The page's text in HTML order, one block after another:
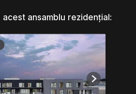
ansamblu rezidențial:
Next